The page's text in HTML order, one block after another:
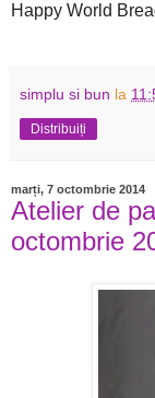
Happy World
simplu si bun la
Distribuiți
marți, 7 octombrie 2014
Atelier de
octombrie